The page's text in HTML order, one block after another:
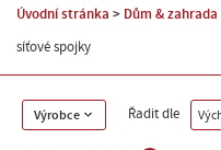
Úvodní stránka Dům & zahrada
síťové spojky
Výrobce Řadit dle